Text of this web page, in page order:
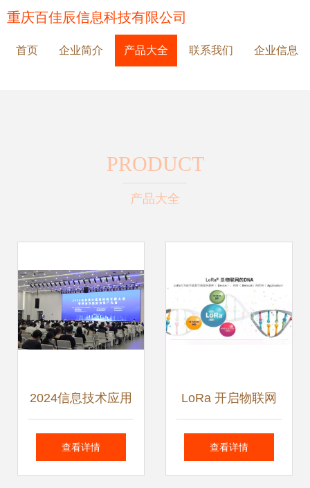
重庆百佳辰信息科技有限公司
首页 企业简介 产品大全 联系我们 企业信息
PRODUCT
产品大全
2024信息技术应用
创新发展大会 赋能
查看详情
LoRa 开启物联网
大规模推广的理想
查看详情